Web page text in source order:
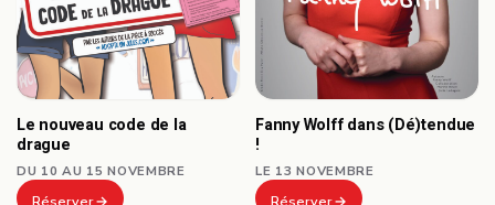
Le nouveau code de la
drague
DU 10 AU 15 NOVEMBRE
Fanny Wolff dans (Dé)tendue
!
LE 13 NOVEMBRE